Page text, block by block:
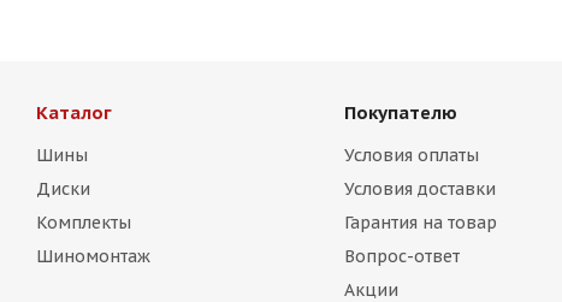
Каталог
Шины
Диски
Комплекты
Шиномонтаж
Покупателю
Условия оплаты
Условия доставки
Гарантия на товар
Вопрос-ответ
Акции